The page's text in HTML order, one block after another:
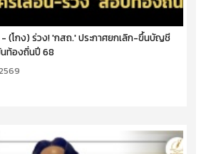
- (โกง) ร่วง! 'กสถ.' ประกาศยกเลิก-ขึ้นบัญชี
ท้องถิ่นปี 68